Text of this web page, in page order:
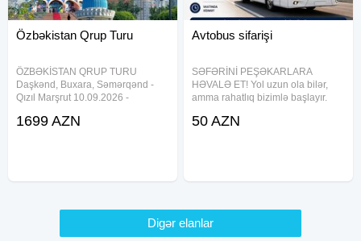
Özbəkistan Qrup Turu
ÖZBƏKİSTAN QRUP TURU
Daşkənd, Buxara, Səmərqənd -
Qızıl Marşrut 10.09.2026 -
24.10.2026 - 999$ 5 gecə \ 6 gün
1699 AZN
Avtobus sifarişi
SƏFƏRİNİ PEŞƏKARLARA
HƏVALƏ ET! Yol uzun ola bilər,
amma rahatlıq bizimlə başlayır.
xidmətində təhlükəsizlik, komfort
50 AZN
Digər elanlar